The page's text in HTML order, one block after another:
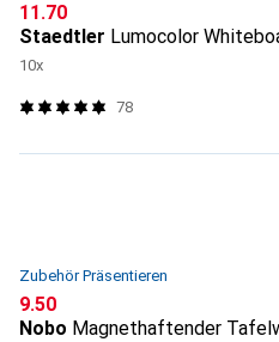
CHF
11.70
Staedtler Lumocolor
10x
78
Zubehör Präsentieren
CHF
9.50
Nobo Magnethaftender